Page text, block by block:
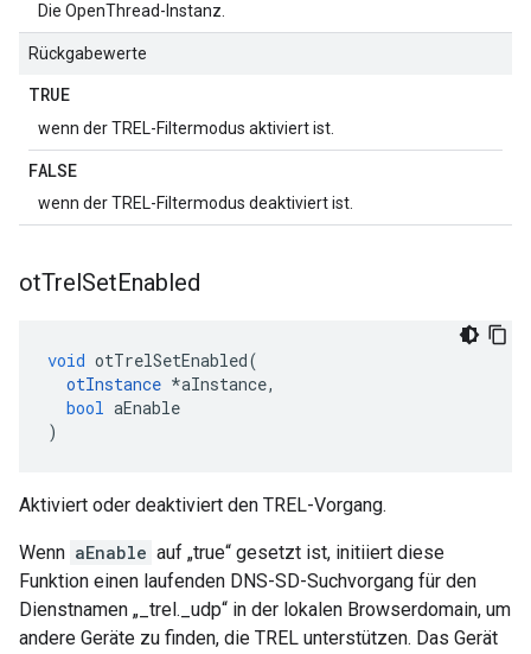
Die OpenThread-Instanz.
Rückgabewerte
TRUE
wenn der TREL-Filtermodus aktiviert ist.
FALSE
wenn der TREL-Filtermodus deaktiviert ist.
otTrelSetEnabled
void otTrelSetEnabled(
otInstance *aInstance,
bool aEnable
)
Aktiviert oder deaktiviert den TREL-Vorgang.
Wenn aEnable auf „true“ gesetzt ist, initiiert diese
Funktion einen laufenden DNS-SD-Suchvorgang für den
Dienstnamen „_trel._udp“ in der lokalen Browserdomain, um
andere Geräte zu finden, die TREL unterstützen. Das Gerät